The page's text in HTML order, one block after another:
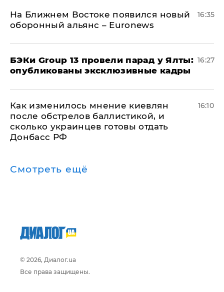
На Ближнем Востоке появился новый
оборонный альянс – Euronews
16:35
​БЭКи Group 13 провели парад у Ялты:
опубликованы эксклюзивные кадры
16:27
Как изменилось мнение киевлян
после обстрелов баллистикой, и
сколько украинцев готовы отдать
Донбасс РФ
16:10
Смотреть ещё
© 2026, Диалог.ua
Все права защищены.